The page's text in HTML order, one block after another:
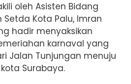
oleh Asisten Bidang
Kota Palu, Imran
hadir menyaksikan
karnaval yang
Jalan Tunjungan menuju
Surabaya.